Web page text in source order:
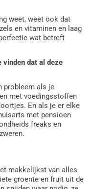
weet, weet ook dat
en vitaminen en laag
wat betreft
vinden dat al deze
probleem als je
met voedingsstoffen
En als je er elke
met pensioen
freaks en
makkelijkst van alles
groente en fruit uit de